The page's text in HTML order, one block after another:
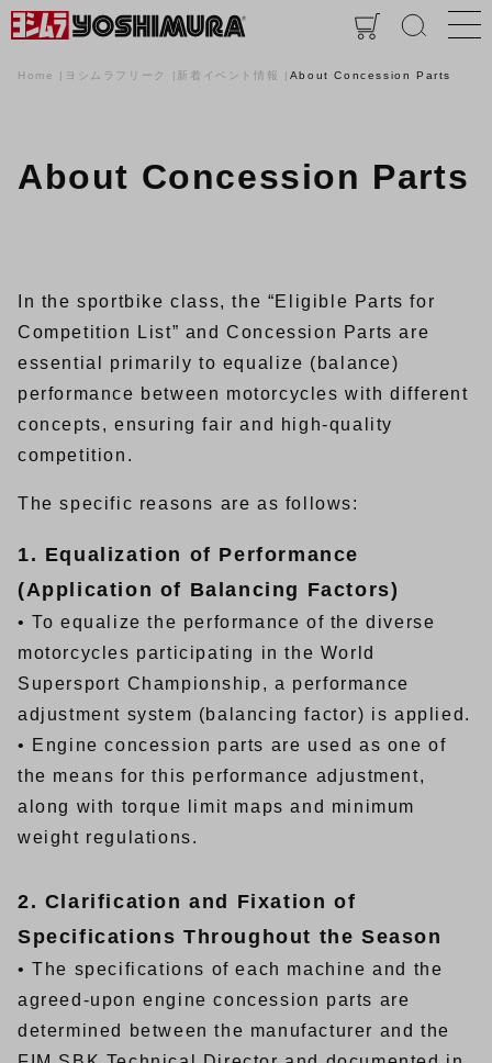
Home ヨシムラフリーク 新着イベント情報 About Concession Parts
About Concession Parts
In the sportbike class, the “Eligible Parts for
Competition List” and Concession Parts are
essential primarily to equalize (balance)
performance between motorcycles with different
concepts, ensuring fair and high-quality
competition.
The specific reasons are as follows:
1. Equalization of Performance
(Application of Balancing Factors)
• To equalize the performance of the diverse
motorcycles participating in the World
Supersport Championship, a performance
adjustment system (balancing factor) is applied.
• Engine concession parts are used as one of
the means for this performance adjustment,
along with torque limit maps and minimum
weight regulations.
2. Clarification and Fixation of
Specifications Throughout the Season
• The specifications of each machine and the
agreed-upon engine concession parts are
determined between the manufacturer and the